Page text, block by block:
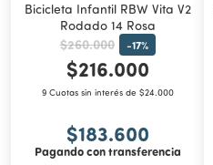
Bicicleta Infantil RBW Vita V2
Rodado 14 Rosa
$260.000 -17%
$216.000
9 Cuotas sin interés de $24.000
$183.600
Pagando con transferencia